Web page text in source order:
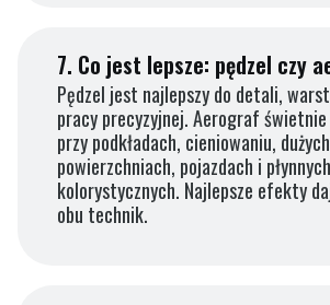
7. Co jest lepsze: pędzel czy
Pędzel jest najlepszy do detali,
pracy precyzyjnej. Aerograf
przy podkładach, cieniowaniu, dużych
powierzchniach, pojazdach i
kolorystycznych. Najlepsze efekty
obu technik.